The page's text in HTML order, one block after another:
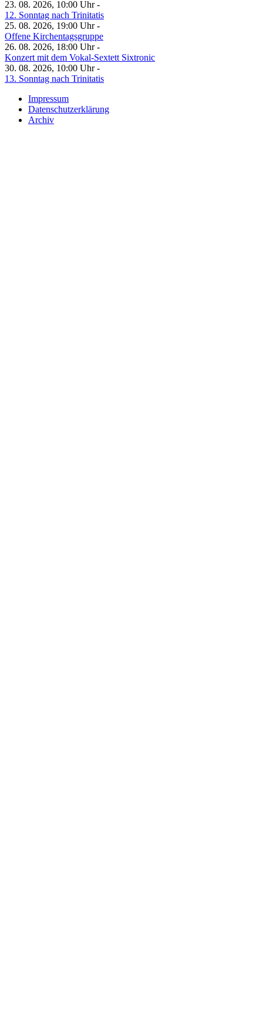
23. 08. 2026, 10:00 Uhr -
12. Sonntag nach Trinitatis
25. 08. 2026, 19:00 Uhr -
Offene Kirchentagsgruppe
26. 08. 2026, 18:00 Uhr -
Konzert mit dem Vokal-Sextett Sixtronic
30. 08. 2026, 10:00 Uhr -
13. Sonntag nach Trinitatis
Impressum
Datenschutzerklärung
Archiv